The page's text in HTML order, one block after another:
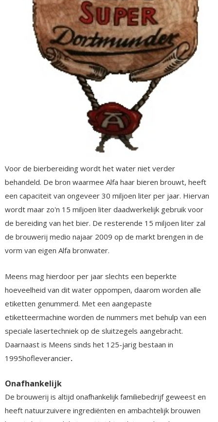
Voor de bierbereiding wordt het water niet verder
behandeld. De bron waarmee Alfa haar bieren brouwt, heeft
een capaciteit van ongeveer 30 miljoen liter per jaar. Hiervan
wordt maar zo'n 15 miljoen liter daadwerkelijk gebruik voor
de bereiding van het bier. De resterende 15 miljoen liter zal
de brouwerij medio najaar 2009 op de markt brengen in de
vorm van eigen Alfa bronwater.
Meens mag hierdoor per jaar slechts een beperkte
hoeveelheid van dit water oppompen, daarom worden alle
etiketten genummerd. Met een aangepaste
etiketteermachine worden de nummers met behulp van een
speciale lasertechniek op de sluitzegels aangebracht.
Daarnaast is Meens sinds het 125-jarig bestaan in
1995hofleverancier.
Onafhankelijk
De brouwerij is altijd onafhankelijk familiebedrijf geweest en
heeft natuurzuivere ingrediënten en ambachtelijk brouwen